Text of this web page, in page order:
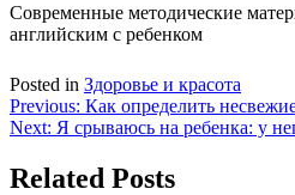
Современные методические
английским с ребенком
Posted in Здоровье и красота
Навигация
по
записям
Previous: Как определить
Next: Я срываюсь на ребенка: у
Related Posts